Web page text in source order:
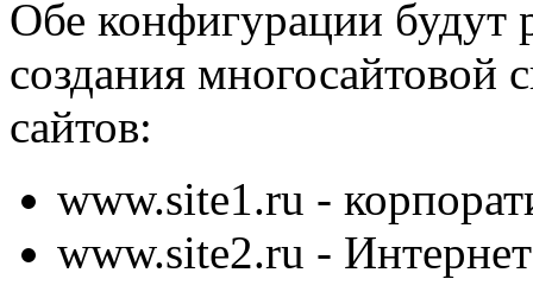
Обе конфигурации будут
создания многосайтовой
сайтов:
www.site1.ru -
www.site2.ru -